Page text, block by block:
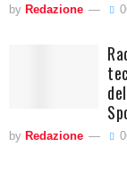
by Redazione
by Redazione